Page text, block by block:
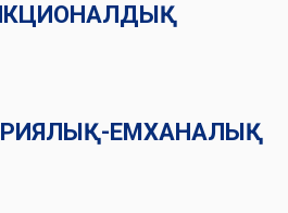
ЕМХАНАЛЫҚ